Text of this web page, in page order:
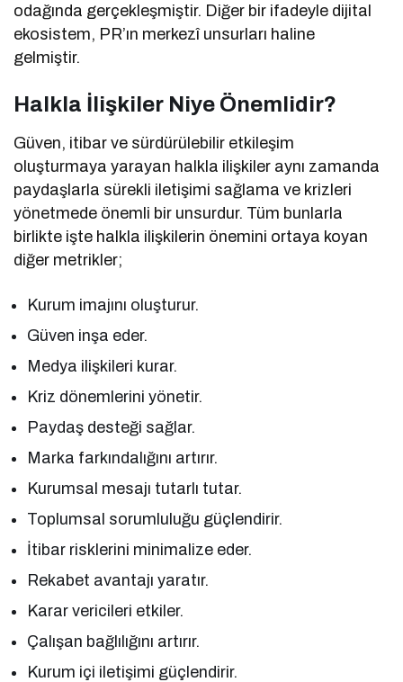
odağında gerçekleşmiştir. Diğer bir ifadeyle dijital
ekosistem, PR’ın merkezî unsurları haline
gelmiştir.
Halkla İlişkiler Niye Önemlidir?
Güven, itibar ve sürdürülebilir etkileşim
oluşturmaya yarayan halkla ilişkiler aynı zamanda
paydaşlarla sürekli iletişimi sağlama ve krizleri
yönetmede önemli bir unsurdur. Tüm bunlarla
birlikte işte halkla ilişkilerin önemini ortaya koyan
diğer metrikler;
Kurum imajını oluşturur.
Güven inşa eder.
Medya ilişkileri kurar.
Kriz dönemlerini yönetir.
Paydaş desteği sağlar.
Marka farkındalığını artırır.
Kurumsal mesajı tutarlı tutar.
Toplumsal sorumluluğu güçlendirir.
İtibar risklerini minimalize eder.
Rekabet avantajı yaratır.
Karar vericileri etkiler.
Çalışan bağlılığını artırır.
Kurum içi iletişimi güçlendirir.